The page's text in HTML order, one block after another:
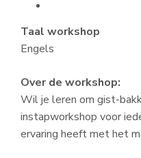
Taal workshop
Engels
Over de workshop:
Wil je leren om gist-
instapworkshop voor
ervaring heeft met het